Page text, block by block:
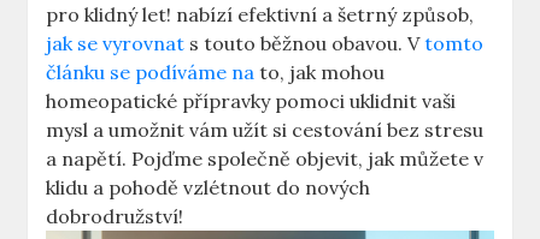
pro klidný let! nabízí efektivní a šetrný způsob,
jak se vyrovnat s touto běžnou obavou. Vtomto
článku se podíváme na to, jak mohou
homeopatické přípravky pomoci uklidnit vaši
mysl a umožnit vám užít si cestování bez stresu
a napětí. Pojďme společně objevit, jak můžete v
klidu a pohodě vzlétnout do nových
dobrodružství!